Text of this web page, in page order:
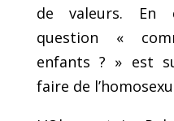
de valeurs. En
question «
enfants ? » est
faire de